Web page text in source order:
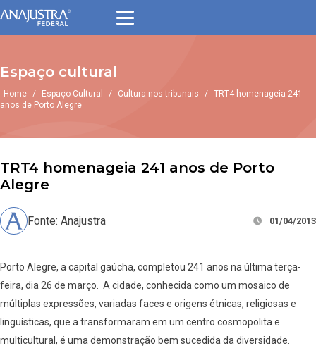
Espaço cultural
Home / Espaço Cultural / Cultura nos tribunais / TRT4 homenageia 241
anos de Porto Alegre
TRT4 homenageia 241 anos de Porto
Alegre
Fonte: Anajustra 01/04/2013
Porto Alegre, a capital gaúcha, completou 241 anos na última terça-
feira, dia 26 de março. A cidade, conhecida como um mosaico de
múltiplas expressões, variadas faces e origens étnicas, religiosas e
linguísticas, que a transformaram em um centro cosmopolita e
multicultural, é uma demonstração bem sucedida da diversidade.